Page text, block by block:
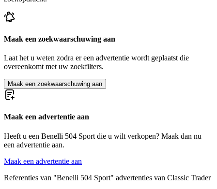
Maak een zoekwaarschuwing aan
Laat het u weten zodra er een advertentie wordt geplaatst die
overeenkomt met uw zoekfilters.
Maak een zoekwaarschuwing aan
Maak een advertentie aan
Heeft u een Benelli 504 Sport die u wilt verkopen? Maak dan nu
een advertentie aan.
Maak een advertentie aan
Referenties van "Benelli 504 Sport" advertenties van Classic Trader